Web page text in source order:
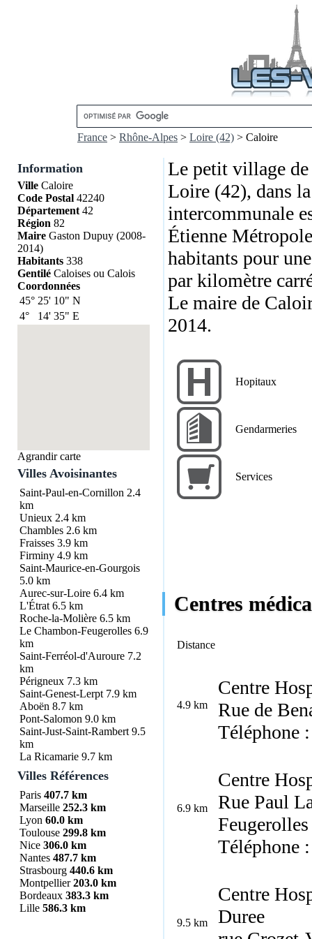
France > Rhône-Alpes > Loire (42) > Caloire
Information
VilleCaloire
Code Postal42240
Département42
Région 82
MaireGaston Dupuy (2008-
2014)
Habitants338
GentiléCaloises ou Calois
Coordonnées
45° 25' 10" N
4°
14' 35" E
Agrandir carte
Villes Avoisinantes
Saint-Paul-en-Cornillon 2.4
km
Unieux2.4 km
Chambles2.6 km
Fraisses3.9 km
Firminy4.9 km
Saint-Maurice-en-Gourgois
5.0 km
Aurec-sur-Loire6.4 km
L'Étrat6.5 km
Roche-la-Molière6.5 km
Le Chambon-Feugerolles6.9
km
Saint-Ferréol-d'Auroure7.2
km
Périgneux7.3 km
Saint-Genest-Lerpt7.9 km
Aboën 8.7 km
Pont-Salomon 9.0 km
Saint-Just-Saint-Rambert9.5
km
La Ricamarie9.7 km
Villes Références
Paris 407.7 km
Marseille 252.3 km
Lyon 60.0 km
Toulouse 299.8 km
Nice 306.0 km
Nantes 487.7 km
Strasbourg 440.6 km
Montpellier 203.0 km
Bordeaux 383.3 km
Lille 586.3 km
Le petit village
Loire (42), dans
intercommunale
Étienne
habitants pour
par kilomètre
Le maire de
2014.
Hopitaux
Gendarmeries
Services
Centres
Distance
4.9 km
Centre
Rue de
Téléphone
6.9 km
Centre
Rue Paul
Feugerolles
Téléphone
9.5 km
Centre
Duree